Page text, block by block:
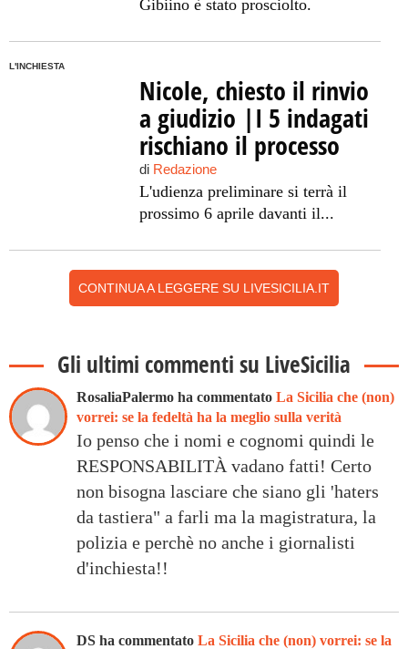
Gibiino è stato prosciolto.
L'INCHIESTA
Nicole, chiesto il rinvio
a giudizio |I 5 indagati
rischiano il processo
di Redazione
L'udienza preliminare si terrà il
prossimo 6 aprile davanti il...
CONTINUA A LEGGERE SU LIVESICILIA.IT
Gli ultimi commenti su LiveSicilia
RosaliaPalermo ha commentato La Sicilia che (non)
vorrei: se la fedeltà ha la meglio sulla verità
Io penso che i nomi e cognomi quindi le
RESPONSABILITÀ vadano fatti! Certo
non bisogna lasciare che siano gli 'haters
da tastiera" a farli ma la magistratura, la
polizia e perchè no anche i giornalisti
d'inchiesta!!
DS ha commentato La Sicilia che (non) vorrei: se la